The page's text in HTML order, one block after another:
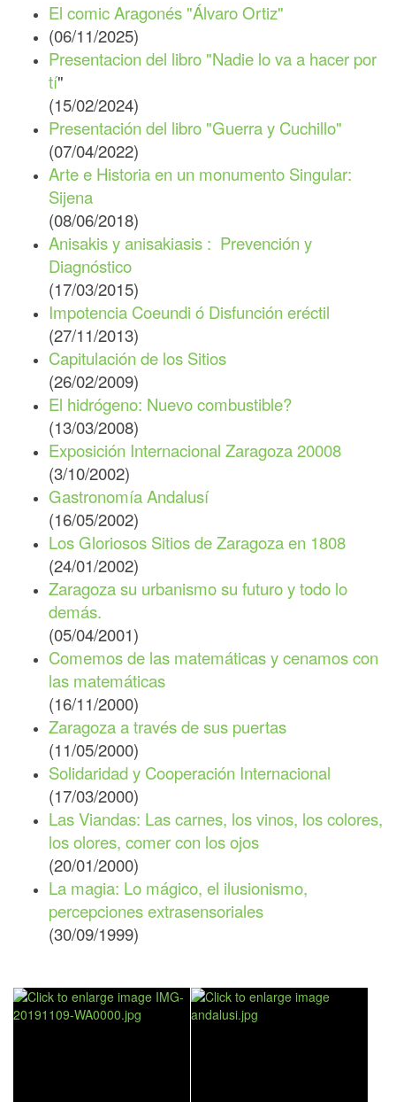
El comic Aragonés "Álvaro Ortiz"
(06/11/2025)
Presentacion del libro "Nadie lo va a hacer por
tí"
(15/02/2024)
Presentación del libro "Guerra y Cuchillo"
(07/04/2022)
Arte e Historia en un monumento Singular:
Sijena
(08/06/2018)
Anisakis y anisakiasis : Prevención y
Diagnóstico
(17/03/2015)
Impotencia Coeundi ó Disfunción eréctil
(27/11/2013)
Capitulación de los Sitios
(26/02/2009)
El hidrógeno: Nuevo combustible?
(13/03/2008)
Exposición Internacional Zaragoza 20008
(3/10/2002)
Gastronomía Andalusí
(16/05/2002)
Los Gloriosos Sitios de Zaragoza en 1808
(24/01/2002)
Zaragoza su urbanismo su futuro y todo lo
demás.
(05/04/2001)
Comemos de las matemáticas y cenamos con
las matemáticas
(16/11/2000)
Zaragoza a través de sus puertas
(11/05/2000)
Solidaridad y Cooperación Internacional
(17/03/2000)
Las Viandas: Las carnes, los vinos, los colores,
los olores, comer con los ojos
(20/01/2000)
La magia: Lo mágico, el ilusionismo,
percepciones extrasensoriales
(30/09/1999)